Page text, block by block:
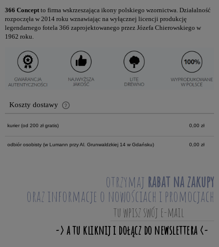
366 Concept to firma wskrzeszająca ikony polskiego wzornictwa. Działalność
rozpoczęła w 2014 roku wznawiając na wyłącznej licencji produkcję
legendarnego fotela 366 zaprojektowanego przez Józefa Chierowskiego w
1962 roku.
Koszty dostawy
Cena nie zawiera ewentualnych kosztów płatności
kurier (od 200 zł gratis) 0,00 zł
odbiór osobisty (w Lumann przy Al. Grunwaldzkiej 14 w Gdańsku) 0,00 zł
otrzymaj rabat na zakupy
oraz informacje o nowościach i promocjach